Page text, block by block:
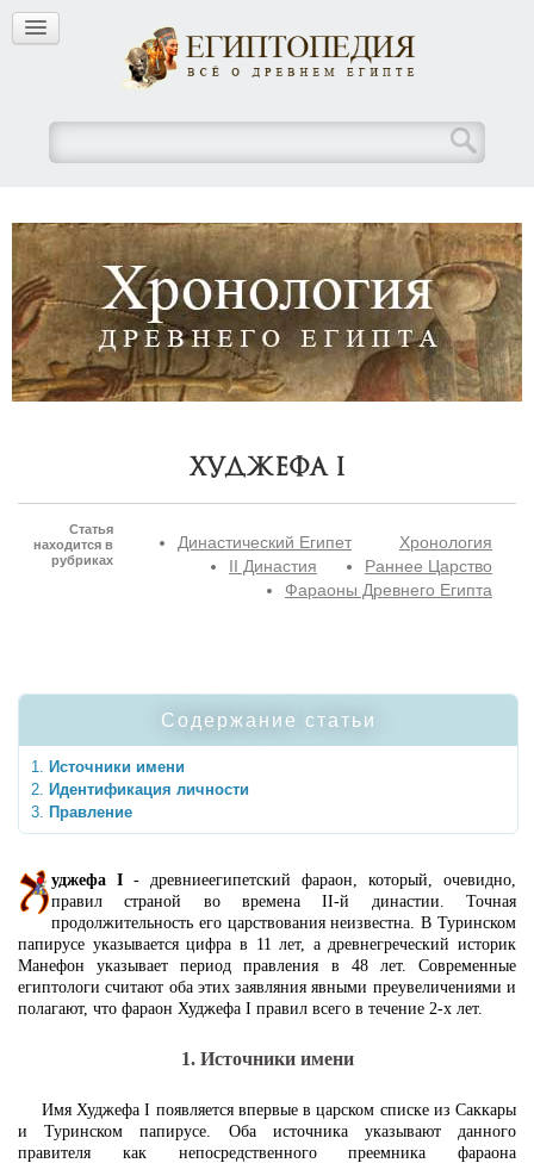
Худжефа I
Статья
находится в
рубриках
Хронология
Династический Египет
Раннее Царство
II Династия
Фараоны Древнего Египта
Содержание статьи
Источники имени
Идентификация личности
Правление
уджефа I - древниеегипетский фараон, который, очевидно,
правил страной во времена II-й династии. Точная
продолжительность его царствования неизвестна. В Туринском
папирусе указывается цифра в 11 лет, а древнегреческий историк
Манефон указывает период правления в 48 лет. Современные
египтологи считают оба этих заявляния явными преувеличениями и
полагают, что фараон Худжефа I правил всего в течение 2-х лет.
1. Источники имени
Имя Худжефа I появляется впервые в царском списке из Саккары
и Туринском папирусе. Оба источника указывают данного
правителя как непосредственного преемника фараона